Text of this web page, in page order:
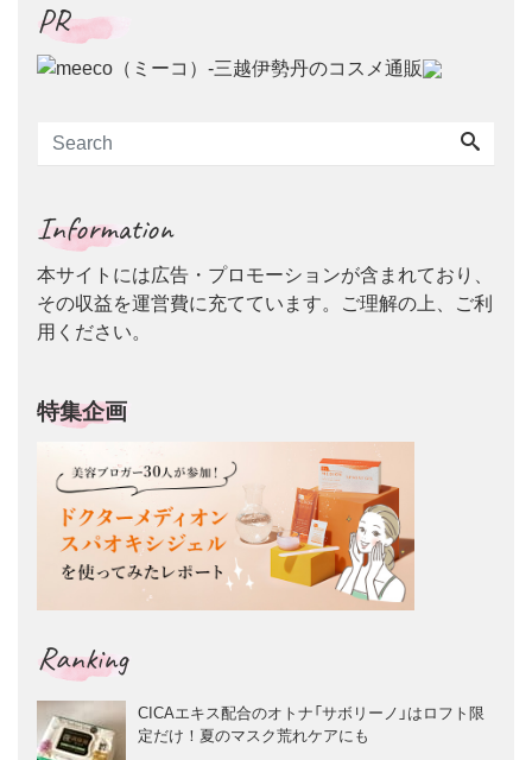
PR
Information
本サイトには広告・プロモーションが含まれており、
その収益を運営費に充てています。ご理解の上、ご利
用ください。
特集企画
Ranking
CICAエキス配合のオトナ「サボリーノ」はロフト限
定だけ！夏のマスク荒れケアにも